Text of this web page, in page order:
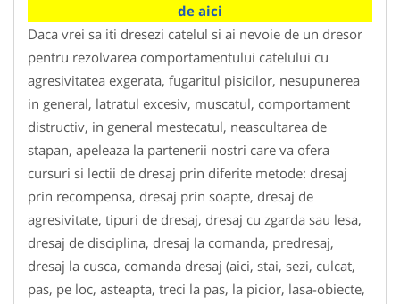
de aici
Daca vrei sa iti dresezi catelul si ai nevoie de un dresor
pentru rezolvarea comportamentului catelului cu
agresivitatea exgerata, fugaritul pisicilor, nesupunerea
in general, latratul excesiv, muscatul, comportament
distructiv, in general mestecatul, neascultarea de
stapan, apeleaza la partenerii nostri care va ofera
cursuri si lectii de dresaj prin diferite metode: dresaj
prin recompensa, dresaj prin soapte, dresaj de
agresivitate, tipuri de dresaj, dresaj cu zgarda sau lesa,
dresaj de disciplina, dresaj la comanda, predresaj,
dresaj la cusca, comanda dresaj (aici, stai, sezi, culcat,
pas, pe loc, asteapta, treci la pas, la picior, lasa-obiecte,